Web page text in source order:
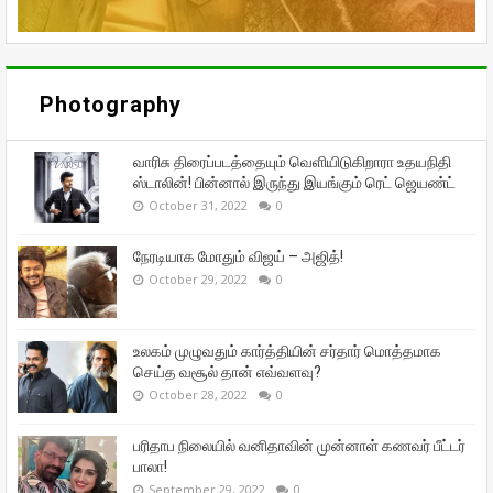
Photography
வாரிசு திரைப்படத்தையும் வெளியிடுகிறாரா உதயநிதி
ஸ்டாலின்! பின்னால் இருந்து இயங்கும் ரெட் ஜெயண்ட்
October 31, 2022 0
நேரடியாக மோதும் விஜய் – அஜித்!
October 29, 2022 0
உலகம் முழுவதும் கார்த்தியின் சர்தார் மொத்தமாக
செய்த வசூல் தான் எவ்வளவு?
October 28, 2022 0
பரிதாப நிலையில் வனிதாவின் முன்னாள் கணவர் பீட்டர்
பாலா!
September 29, 2022 0